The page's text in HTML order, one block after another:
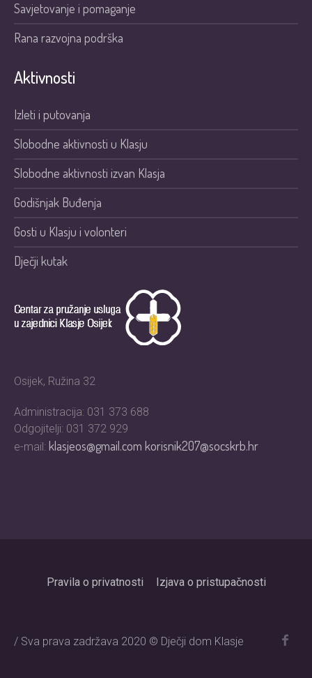
Savjetovanje i pomaganje
Rana razvojna podrška
Aktivnosti
Izleti i putovanja
Slobodne aktivnosti u Klasju
Slobodne aktivnosti izvan Klasja
Godišnjak Buđenja
Gosti u Klasju i volonteri
Dječji kutak
Osijek, Ružina 32
Administracija: 031 373 688
Odgojitelji: 031 372 929
e-mail: klasjeos@gmail.comkorisnik207@socskrb.hr
Pravila o privatnosti Izjava o pristupačnosti
/ Sva prava zadržava 2020 © Dječji dom Klasje